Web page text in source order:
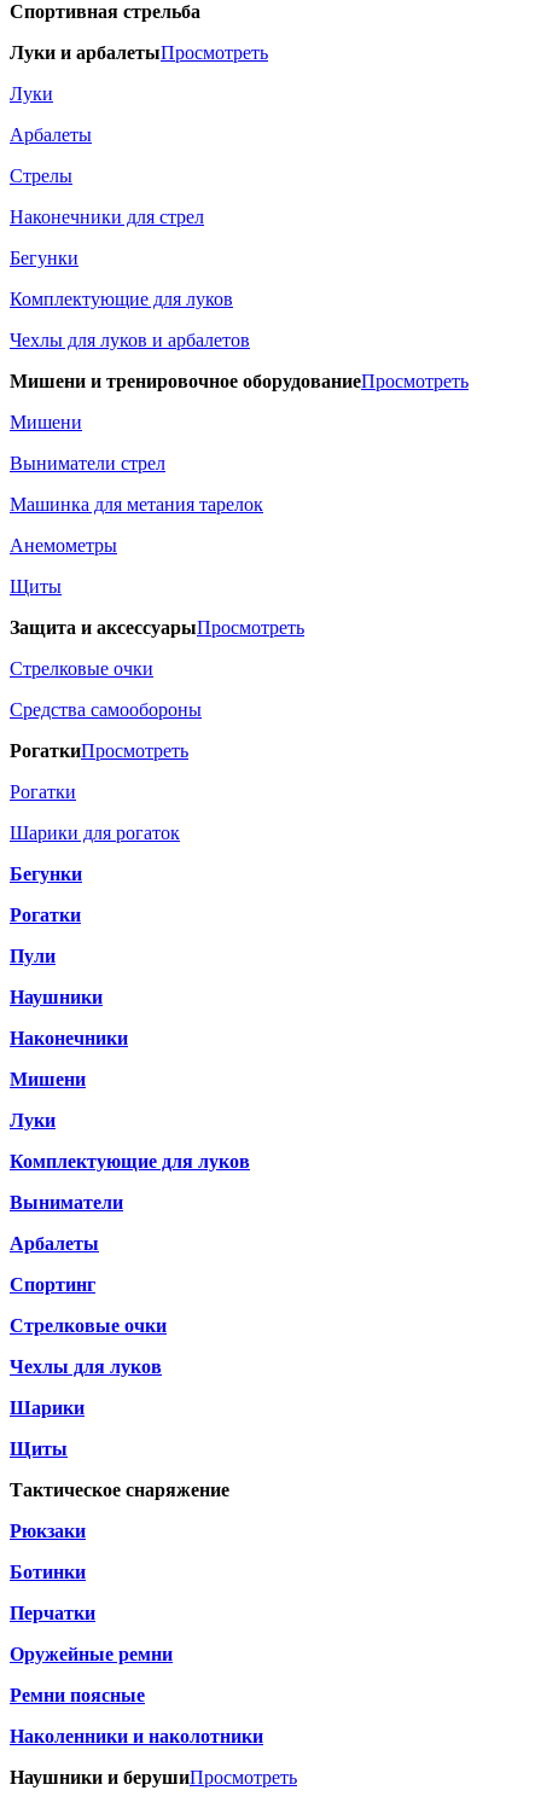
Спортивная стрельба
Луки и арбалетыПросмотреть
Луки
Арбалеты
Стрелы
Наконечники для стрел
Бегунки
Комплектующие для луков
Чехлы для луков и арбалетов
Мишени и тренировочное оборудованиеПросмотреть
Мишени
Выниматели стрел
Машинка для метания тарелок
Анемометры
Щиты
Защита и аксессуарыПросмотреть
Стрелковые очки
Средства самообороны
РогаткиПросмотреть
Рогатки
Шарики для рогаток
Бегунки
Рогатки
Пули
Наушники
Наконечники
Мишени
Луки
Комплектующие для луков
Выниматели
Арбалеты
Спортинг
Стрелковые очки
Чехлы для луков
Шарики
Щиты
Тактическое снаряжение
Рюкзаки
Ботинки
Перчатки
Оружейные ремни
Ремни поясные
Наколенники и наколотники
Наушники и берушиПросмотреть